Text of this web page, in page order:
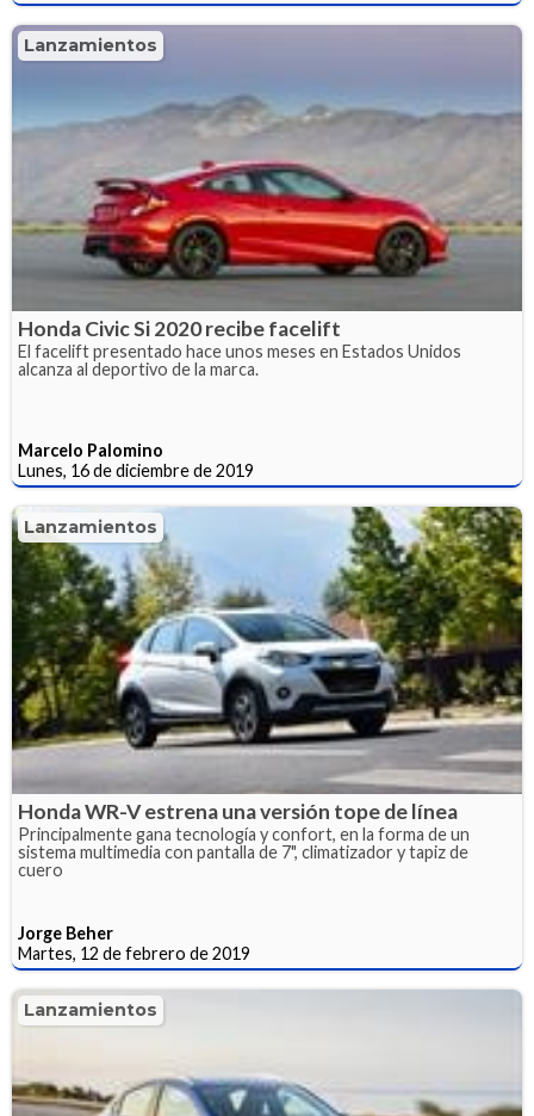
Lanzamientos
Honda Civic Si 2020 recibe facelift
El facelift presentado hace unos meses en Estados Unidos
alcanza al deportivo de la marca.
Marcelo Palomino
Lunes, 16 de diciembre de 2019
Lanzamientos
Honda WR-V estrena una versión tope de línea
Principalmente gana tecnología y confort, en la forma de un
sistema multimedia con pantalla de 7", climatizador y tapiz de
cuero
Jorge Beher
Martes, 12 de febrero de 2019
Lanzamientos